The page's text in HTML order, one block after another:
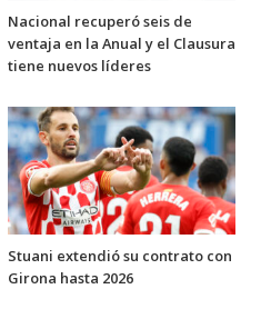
Nacional recuperó seis de
ventaja en la Anual y el Clausura
tiene nuevos líderes
Stuani extendió su contrato con
Girona hasta 2026